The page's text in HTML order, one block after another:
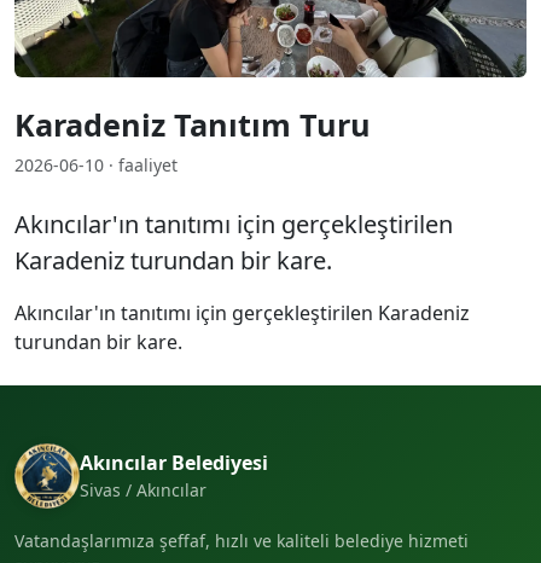
Karadeniz Tanıtım Turu
2026-06-10 · faaliyet
Akıncılar'ın tanıtımı için gerçekleştirilen
Karadeniz turundan bir kare.
Akıncılar'ın tanıtımı için gerçekleştirilen Karadeniz
turundan bir kare.
Akıncılar Belediyesi
Sivas / Akıncılar
Vatandaşlarımıza şeffaf, hızlı ve kaliteli belediye hizmeti